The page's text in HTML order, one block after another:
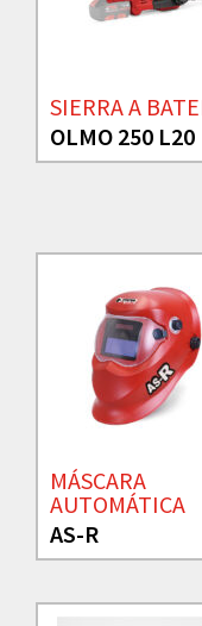
SIERRA A
OLMO 250 L20
MÁSCARA
AUTOMÁTICA
AS-R